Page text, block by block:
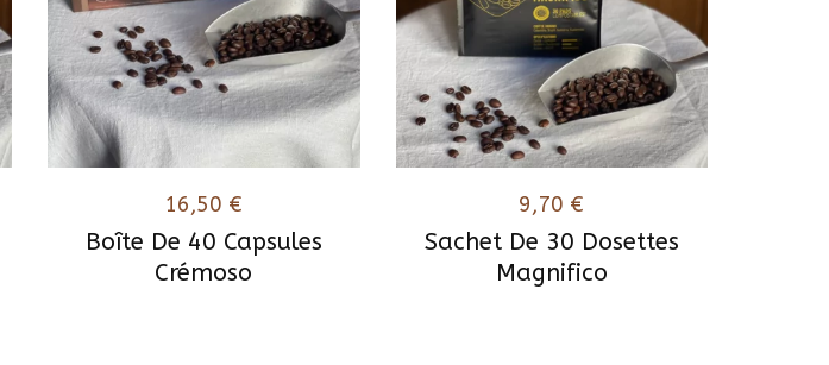
Boîte De 40 Capsules
Crémoso
16,50 €
Sachet De 30 Dosettes
Magnifico
9,70 €